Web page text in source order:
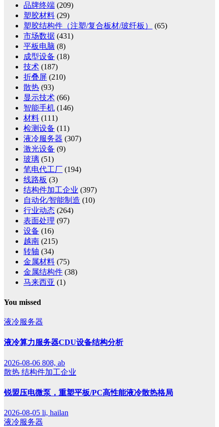
品牌终端 (209)
塑胶材料 (29)
塑胶结构件（注塑/复合板材/玻纤板）
(65)
市场数据 (431)
平板电脑 (8)
成型设备 (18)
技术 (187)
折叠屏 (210)
散热 (93)
显示技术 (66)
智能手机 (146)
材料 (111)
检测设备 (11)
液冷服务器 (307)
激光设备 (9)
玻璃 (51)
笔电代工厂 (194)
线路板 (3)
结构件加工企业 (397)
自动化/智能制造 (10)
行业动态 (264)
表面处理 (97)
设备 (16)
越南 (215)
转轴 (34)
金属材料 (75)
金属结构件 (38)
马来西亚 (1)
You missed
液冷服务器
液冷算力服务器CDU设备结构分析
2026-08-06 808, ab
散热 结构件加工企业
锐盟压电微泵，重塑平板/PC高性能液冷散热格局
2026-08-05 li, hailan
液冷服务器